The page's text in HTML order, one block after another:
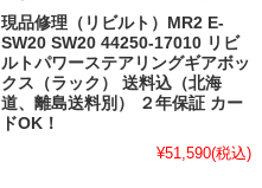
現品修理（リビルト）MR2 E-
SW20 SW20 44250-17010 リビ
ルトパワーステアリングギアボッ
クス（ラック） 送料込（北海
道、離島送料別） ２年保証 カー
ドOK！
¥51,590(税込)